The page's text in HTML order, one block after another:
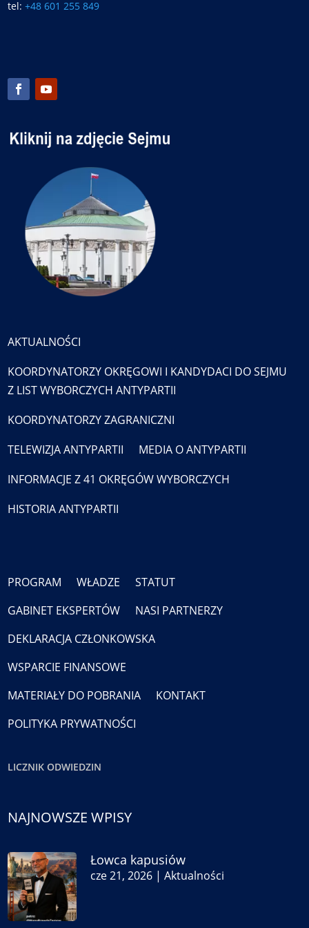
tel:+48 601 255 849
AKTUALNOŚCI
KOORDYNATORZY OKRĘGOWI I KANDYDACI DO SEJMU
Z LIST WYBORCZYCH ANTYPARTII
KOORDYNATORZY ZAGRANICZNI
TELEWIZJA ANTYPARTII
MEDIA O ANTYPARTII
INFORMACJE Z 41 OKRĘGÓW WYBORCZYCH
HISTORIA ANTYPARTII
PROGRAM WŁADZE
STATUT
GABINET EKSPERTÓW
NASI PARTNERZY
DEKLARACJA CZŁONKOWSKA
WSPARCIE FINANSOWE
MATERIAŁY DO POBRANIA
KONTAKT
POLITYKA PRYWATNOŚCI
LICZNIK ODWIEDZIN
NAJNOWSZE WPISY
Łowca kapusiów
cze 21, 2026 |Aktualności